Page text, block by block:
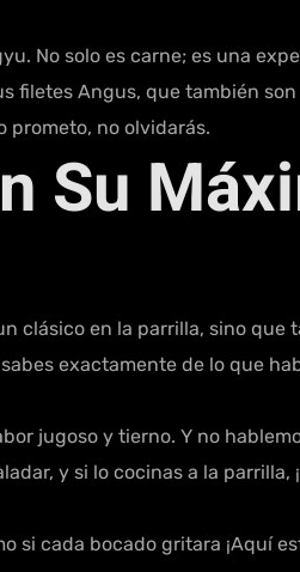
No solo es carne; es una
filetes Angus, que también son
prometo, no olvidarás.
Su
clásico en la parrilla, sino que
exactamente de lo que
jugoso y tierno. Y no
y si lo cocinas a la parrilla,
si cada bocado gritara ¡Aquí